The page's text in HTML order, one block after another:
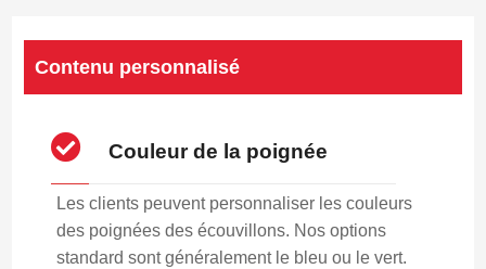
Contenu personnalisé
Couleur de la poignée
Les clients peuvent personnaliser les couleurs
des poignées des écouvillons. Nos options
standard sont généralement le bleu ou le vert.